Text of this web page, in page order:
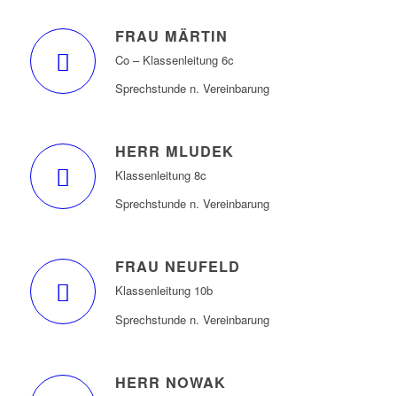
FRAU MÄRTIN
Co – Klassenleitung 6c
Sprechstunde n. Vereinbarung
HERR MLUDEK
Klassenleitung 8c
Sprechstunde n. Vereinbarung
FRAU NEUFELD
Klassenleitung 10b
Sprechstunde n. Vereinbarung
HERR NOWAK